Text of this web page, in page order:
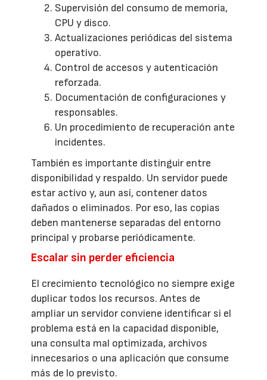
Supervisión del consumo de memoria,
CPU y disco.
Actualizaciones periódicas del sistema
operativo.
Control de accesos y autenticación
reforzada.
Documentación de configuraciones y
responsables.
Un procedimiento de recuperación ante
incidentes.
También es importante distinguir entre
disponibilidad y respaldo. Un servidor puede
estar activo y, aun así, contener datos
dañados o eliminados. Por eso, las copias
deben mantenerse separadas del entorno
principal y probarse periódicamente.
Escalar sin perder eficiencia
El crecimiento tecnológico no siempre exige
duplicar todos los recursos. Antes de
ampliar un servidor conviene identificar si el
problema está en la capacidad disponible,
una consulta mal optimizada, archivos
innecesarios o una aplicación que consume
más de lo previsto.